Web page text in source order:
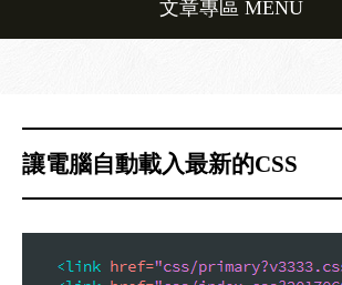
文章專區 MENU
讓電腦自動載入最新的CSS